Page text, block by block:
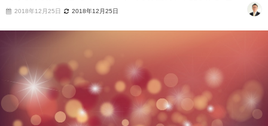
2018年12月25日 2018年12月25日